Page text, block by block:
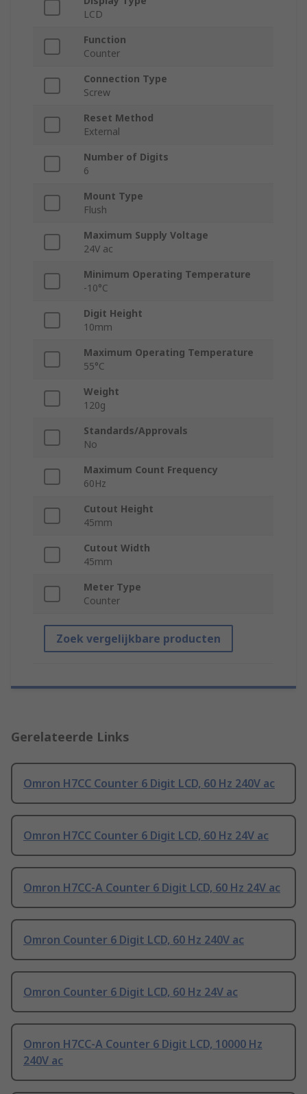
LCD
Function
Counter
Connection Type
Screw
Reset Method
External
Number of Digits
6
Mount Type
Flush
Maximum Supply Voltage
24V ac
Minimum Operating Temperature
-10°C
Digit Height
10mm
Maximum Operating Temperature
55°C
Weight
120g
Standards/Approvals
No
Maximum Count Frequency
60Hz
Cutout Height
45mm
Cutout Width
45mm
Meter Type
Counter
Zoek vergelijkbare producten
Gerelateerde Links
Omron H7CC Counter 6 Digit LCD, 60 Hz 240V ac
Omron H7CC Counter 6 Digit LCD, 60 Hz 24V ac
Omron H7CC-A Counter 6 Digit LCD, 60 Hz 24V ac
Omron Counter 6 Digit LCD, 60 Hz 240V ac
Omron Counter 6 Digit LCD, 60 Hz 24V ac
Omron H7CC-A Counter 6 Digit LCD, 10000 Hz
240V ac